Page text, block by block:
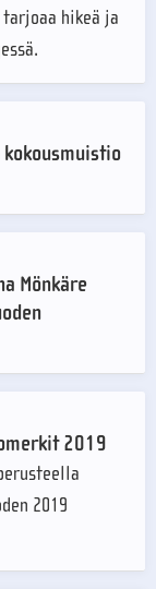
hikeä ja
Mönkäre
2019
2019